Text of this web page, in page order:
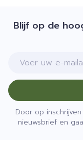
Blijf op de
E-mail adres
Door op
nieuwsbrief en